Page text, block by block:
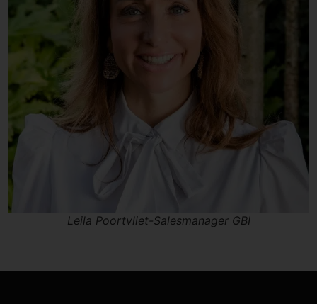
Leila Poortvliet-Salesmanager GBI